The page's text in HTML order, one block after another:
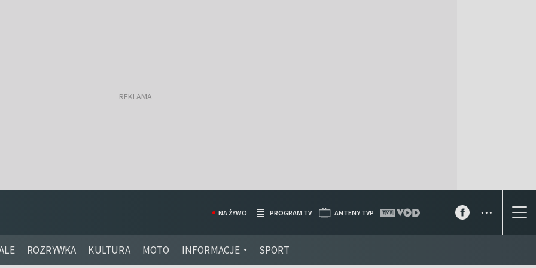
ROZRYWKA KULTURA MOTO INFORMACJE SPORT
NA ŻYWO PROGRAM TV ANTENY TVP ...